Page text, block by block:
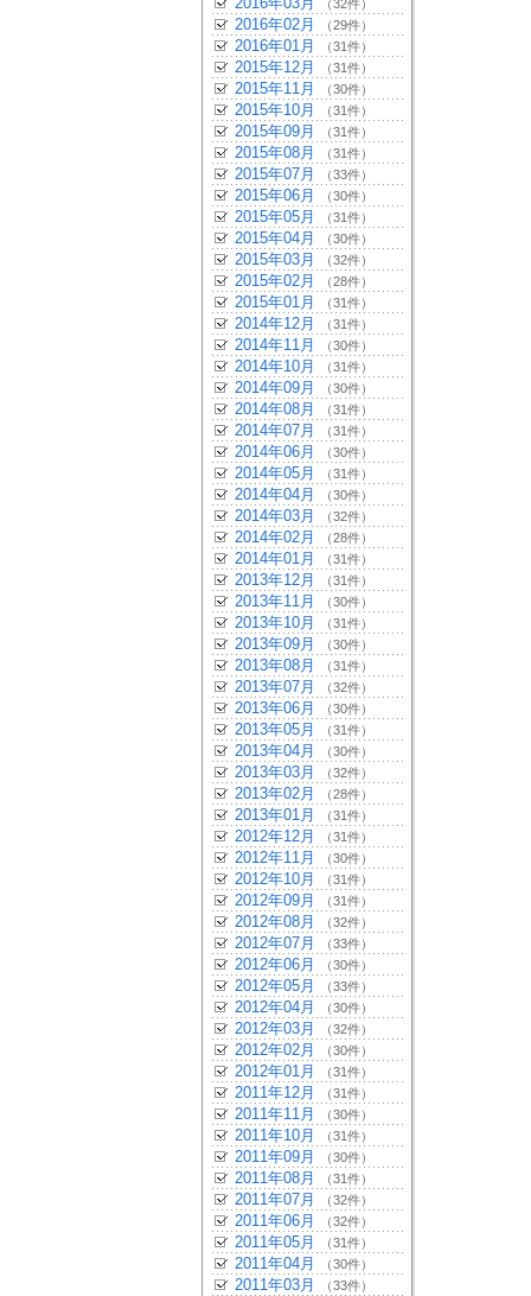
（32件）
2016年02月 （29件）
2016年01月 （31件）
2015年12月 （31件）
2015年11月 （30件）
2015年10月 （31件）
2015年09月 （31件）
2015年08月 （31件）
2015年07月 （33件）
2015年06月 （30件）
2015年05月 （31件）
2015年04月 （30件）
2015年03月 （32件）
2015年02月 （28件）
2015年01月 （31件）
2014年12月 （31件）
2014年11月 （30件）
2014年10月 （31件）
2014年09月 （30件）
2014年08月 （31件）
2014年07月 （31件）
2014年06月 （30件）
2014年05月 （31件）
2014年04月 （30件）
2014年03月 （32件）
2014年02月 （28件）
2014年01月 （31件）
2013年12月 （31件）
2013年11月 （30件）
2013年10月 （31件）
2013年09月 （30件）
2013年08月 （31件）
2013年07月 （32件）
2013年06月 （30件）
2013年05月 （31件）
2013年04月 （30件）
2013年03月 （32件）
2013年02月 （28件）
2013年01月 （31件）
2012年12月 （31件）
2012年11月 （30件）
2012年10月 （31件）
2012年09月 （31件）
2012年08月 （32件）
2012年07月 （33件）
2012年06月 （30件）
2012年05月 （33件）
2012年04月 （30件）
2012年03月 （32件）
2012年02月 （30件）
2012年01月 （31件）
2011年12月 （31件）
2011年11月 （30件）
2011年10月 （31件）
2011年09月 （30件）
2011年08月 （31件）
2011年07月 （32件）
2011年06月 （32件）
2011年05月 （31件）
2011年04月 （30件）
2011年03月 （33件）